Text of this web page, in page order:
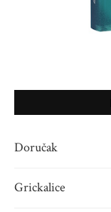
Doručak
Grickalice